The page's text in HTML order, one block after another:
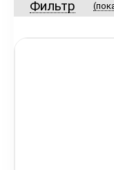
Фильтр